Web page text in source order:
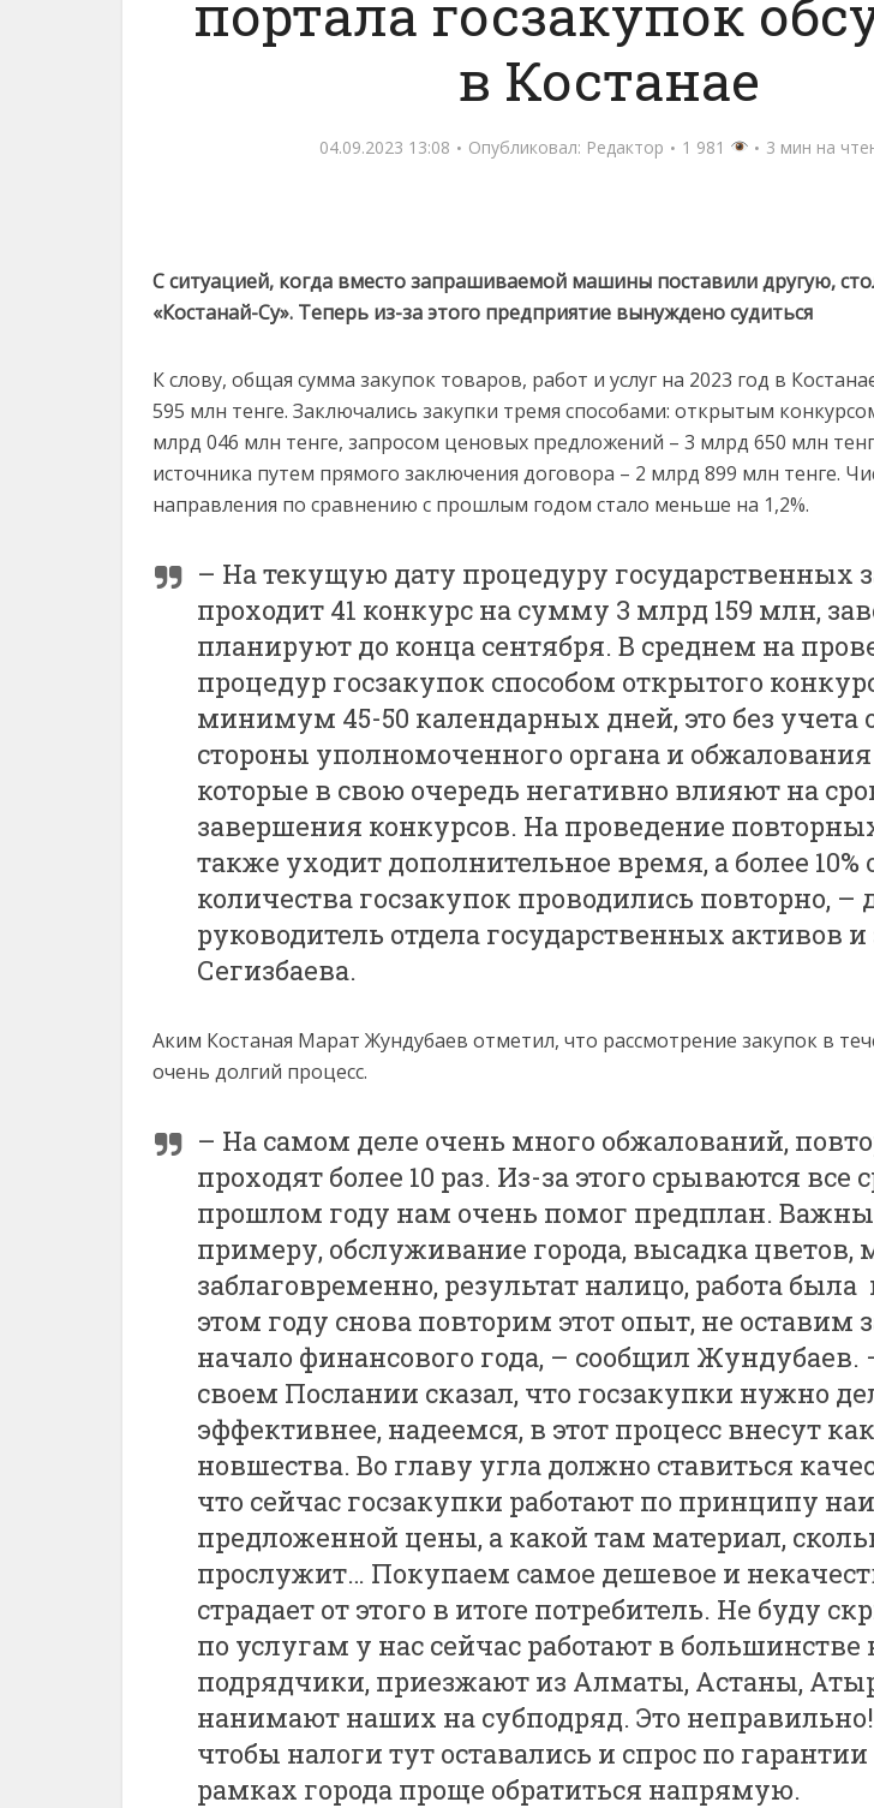
портала госзакупок
в Костанае
04.09.2023 13:08 Опубликовал: Редактор 1 981 3 мин на
С ситуацией, когда вместо запрашиваемой машины поставили другую,
«Костанай-Су». Теперь из-за этого предприятие вынуждено судиться
К слову, общая сумма закупок товаров, работ и услуг на 2023 год в
595 млн тенге. Заключались закупки тремя способами: открытым
млрд 046 млн тенге, запросом ценовых предложений – 3 млрд 650 млн
источника путем прямого заключения договора – 2 млрд 899 млн тенге.
направления по сравнению с прошлым годом стало меньше на 1,2%.
– На текущую дату процедуру государственных
проходит 41 конкурс на сумму 3 млрд 159 млн,
планируют до конца сентября. В среднем на
процедур госзакупок способом открытого
минимум 45-50 календарных дней, это без учета
стороны уполномоченного органа и
которые в свою очередь негативно влияют на
завершения конкурсов. На проведение
также уходит дополнительное время, а более 10%
количества госзакупок проводились повторно, –
руководитель отдела государственных активов
Сегизбаева.
Аким Костаная Марат Жундубаев отметил, что рассмотрение закупок в
очень долгий процесс.
– На самом деле очень много обжалований,
проходят более 10 раз. Из-за этого срываются все
прошлом году нам очень помог предплан.
примеру, обслуживание города, высадка цветов,
заблаговременно, результат налицо, работа
этом году снова повторим этот опыт, не оставим
начало финансового года, – сообщил Жундубаев.
своем Послании сказал, что госзакупки нужно
эффективнее, надеемся, в этот процесс внесут
новшества. Во главу угла должно ставиться
что сейчас госзакупки работают по принципу
предложенной цены, а какой там материал,
прослужит… Покупаем самое дешевое и
страдает от этого в итоге потребитель. Не буду
по услугам у нас сейчас работают в
подрядчики, приезжают из Алматы, Астаны,
нанимают наших на субподряд. Это
чтобы налоги тут оставались и спрос по гарантии
рамках города проще обратиться напрямую.